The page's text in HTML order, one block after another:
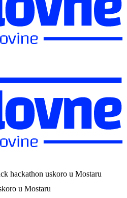
hackathon uskoro u Mostaru
u Mostaru